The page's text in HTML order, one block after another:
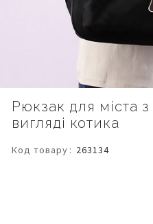
Рюкзак для міста
вигляді котика
Код товару 263134
початку
зображень